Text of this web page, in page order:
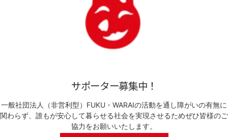
サポーター募集中！
一般社団法人（非営利型）FUKU・WARAIの活動を通し障がいの有無に
関わらず、誰もが安心して暮らせる社会を実現させるためぜひ皆様のご
協力をお願いいたします。